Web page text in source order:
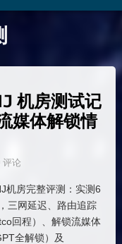
机房测试记
媒体解锁情
评论
机房完整评测：实测6
三网延迟、路由追踪
回程）、解锁流媒体
全解锁）及